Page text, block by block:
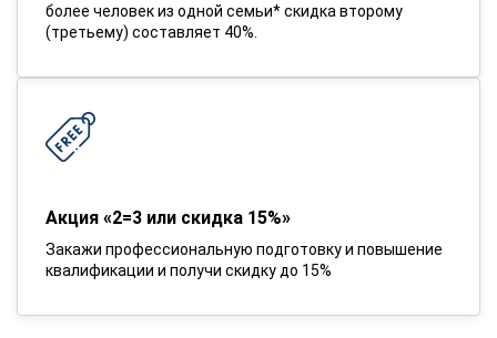
более человек из одной семьи* скидка второму
(третьему) составляет 40%.
Акция «2=3 или скидка 15%»
Закажи профессиональную подготовку и повышение
квалификации и получи скидку до 15%